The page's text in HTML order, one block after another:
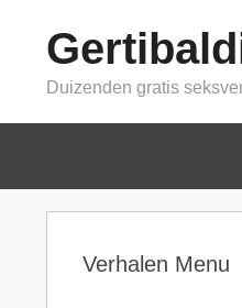
inhoudDuizenden gratis
Verhalen Menu